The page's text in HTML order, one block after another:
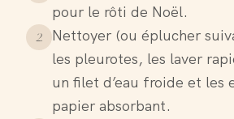
pour le rôti de Noël.
2.
Nettoyer (ou éplucher
les pleurotes, les laver
un filet d’eau froide et les
papier absorbant.